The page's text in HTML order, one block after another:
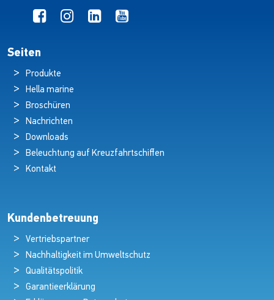
Seiten
Produkte
Hella marine
Broschüren
Nachrichten
Downloads
Beleuchtung auf Kreuzfahrtschiffen
Kontakt
Kundenbetreuung
Vertriebspartner
Nachhaltigkeit im Umweltschutz
Qualitätspolitik
Garantieerklärung